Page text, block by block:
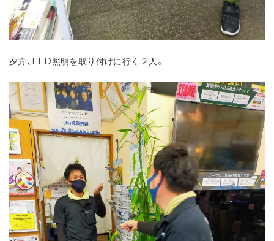
夕方、LED照明を取り付けに行く２人。